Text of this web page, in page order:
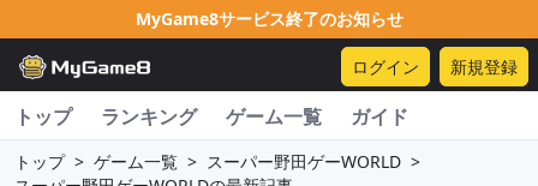
MyGame8サービス終了のお知らせ
ログイン 新規登録
トップ ランキング ゲーム一覧 ガイド
トップ > ゲーム一覧 > スーパー野田ゲーWORLD >